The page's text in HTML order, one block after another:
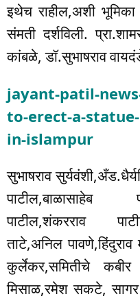
इथेच राहील,अशी
संमती दर्शविली.
कांबळे, डॉ.सुभाषराव
jayant-patil-
to-erect-a-
in-islampur
सुभाषराव
पाटील,शंकरराव
ताटे,अनिल पावणे,हिंदुराव
कुर्लेकर,समितीचे
मिसाळ,रमेश सकटे,